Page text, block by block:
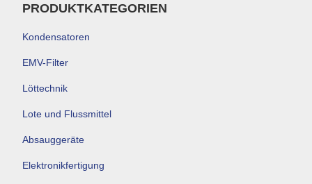
PRODUKTKATEGORIEN
Kondensatoren
EMV-Filter
Löttechnik
Lote und Flussmittel
Absauggeräte
Elektronikfertigung